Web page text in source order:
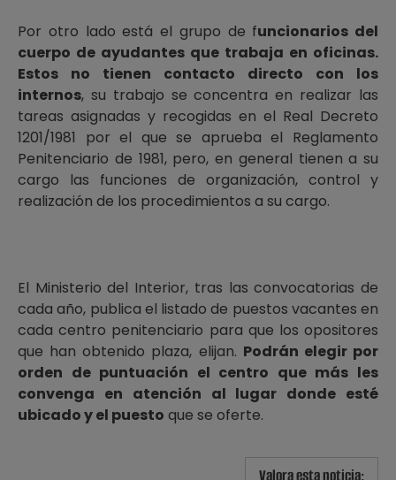
Por otro lado está el grupo de funcionarios del
cuerpo de ayudantes que trabaja en oficinas.
Estos no tienen contacto directo con los
internos, su trabajo se concentra en realizar las
tareas asignadas y recogidas en el Real Decreto
1201/1981 por el que se aprueba el Reglamento
Penitenciario de 1981, pero, en general tienen a su
cargo las funciones de organización, control y
realización de los procedimientos a su cargo.
El Ministerio del Interior, tras las convocatorias de
cada año, publica el listado de puestos vacantes en
cada centro penitenciario para que los opositores
que han obtenido plaza, elijan. Podrán elegir por
orden de puntuación el centro que más les
convenga en atención al lugar donde esté
ubicado y el puesto que se oferte.
Valora esta noticia: